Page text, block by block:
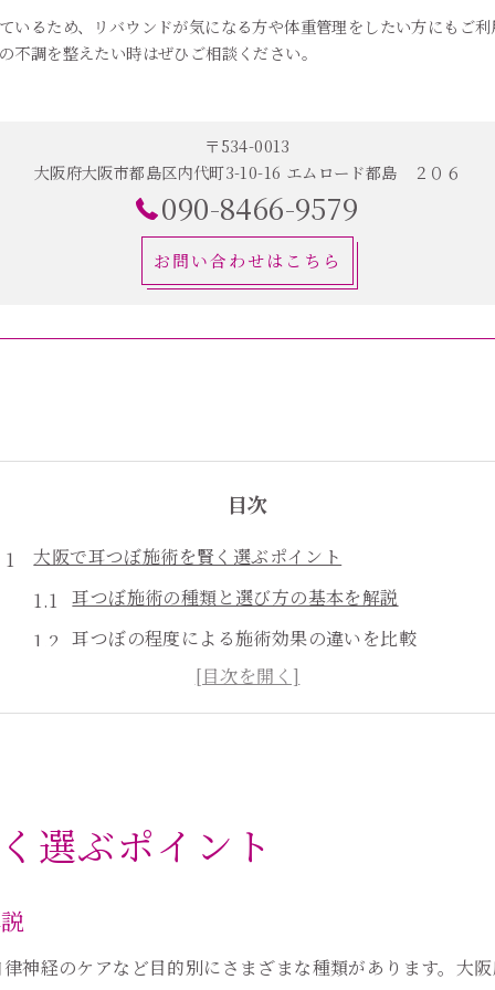
いるため、リバウンドが気になる方や体重管理をしたい方にもご
不調を整えたい時はぜひご相談ください。
〒534-0013
大阪府大阪市都島区内代町3-10-16 エムロード都島 ２０６
090-8466-9579
お問い合わせはこちら
目次
大阪で耳つぼ施術を賢く選ぶポイント
耳つぼ施術の種類と選び方の基本を解説
耳つぼの程度による施術効果の違いを比較
大阪で耳つぼを賢く選ぶための情報収集術
口コミで分かる耳つぼサロンの特徴をチェック
耳つぼの程度が変わる仕組みと施術法の違い
耳つぼの程度が体質や悩みに与える影響とは
選ぶポイント
神経のケアなど目的別にさまざまな種類があります。大